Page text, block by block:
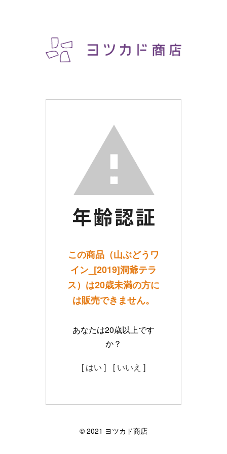
この商品（山ぶどうワ
イン_[2019]洞爺テラ
ス）は20歳未満の方に
は販売できません。
あなたは20歳以上です
か？
[ はい ] [ いいえ ]
©︎ 2021 ヨツカド商店